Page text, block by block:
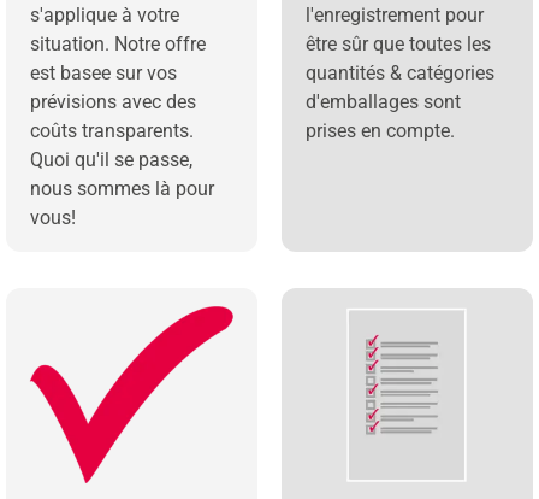
s'applique à votre
situation. Notre offre
est basee sur vos
prévisions avec des
coûts transparents.
Quoi qu'il se passe,
nous sommes là pour
vous!
l'enregistrement pour
être sûr que toutes les
quantités & catégories
d'emballages sont
prises en compte.